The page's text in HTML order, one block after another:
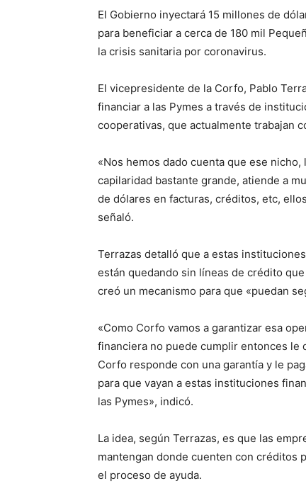
El Gobierno inyectará 15 millones de
para beneficiar a cerca de 180 mil
la crisis sanitaria por coronavirus.
El vicepresidente de la Corfo, Pablo
financiar a las Pymes a través de
cooperativas, que actualmente trabajan
«Nos hemos dado cuenta que ese
capilaridad bastante grande, atiende a
de dólares en facturas, créditos, etc,
señaló.
Terrazas detalló que a estas
están quedando sin líneas de crédito
creó un mecanismo para que «puedan
«Como Corfo vamos a garantizar esa
financiera no puede cumplir entonces le
Corfo responde con una garantía y le
para que vayan a estas instituciones
las Pymes», indicó.
La idea, según Terrazas, es que las
mantengan donde cuenten con créditos
el proceso de ayuda.